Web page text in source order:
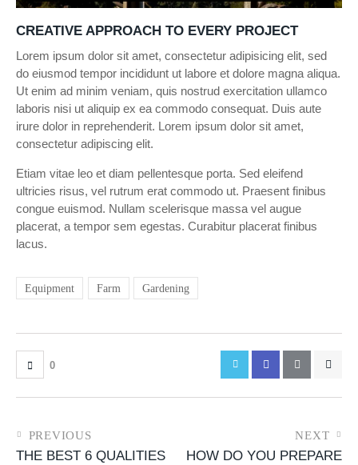
CREATIVE APPROACH TO EVERY PROJECT
Lorem ipsum dolor sit amet, consectetur adipisicing elit, sed
do eiusmod tempor incididunt ut labore et dolore magna aliqua.
Ut enim ad minim veniam, quis nostrud exercitation ullamco
laboris nisi ut aliquip ex ea commodo consequat. Duis aute
irure dolor in reprehenderit. Lorem ipsum dolor sit amet,
consectetur adipiscing elit.
Etiam vitae leo et diam pellentesque porta. Sed eleifend
ultricies risus, vel rutrum erat commodo ut. Praesent finibus
congue euismod. Nullam scelerisque massa vel augue
placerat, a tempor sem egestas. Curabitur placerat finibus
lacus.
Equipment Farm Gardening
0
PREVIOUS
THE BEST 6 QUALITIES
NEXT
HOW DO YOU PREPARE